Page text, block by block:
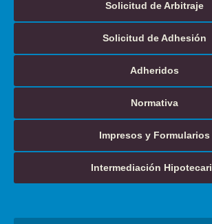
Solicitud de Arbitraje
Solicitud de Adhesión
Adheridos
Normativa
Impresos y Formularios
Intermediación